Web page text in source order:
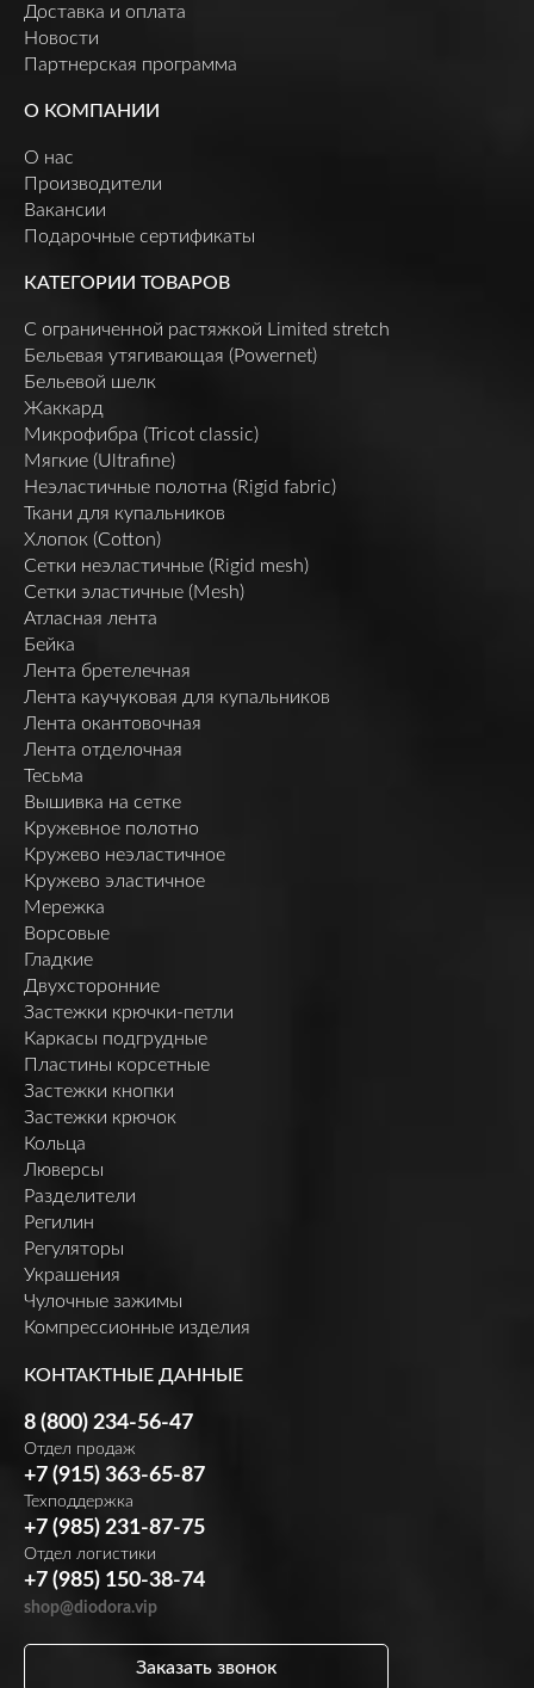
Доставка и оплата
Новости
Партнерская программа
О КОМПАНИИ
О нас
Производители
Вакансии
Подарочные сертификаты
КАТЕГОРИИ ТОВАРОВ
C ограниченной растяжкой Limited stretch
Бельевая утягивающая (Powernet)
Бельевой шелк
Жаккард
Микрофибра (Tricot classic)
Мягкие (Ultrafine)
Неэластичные полотна (Rigid fabric)
Ткани для купальников
Хлопок (Cotton)
Сетки неэластичные (Rigid mesh)
Сетки эластичные (Mesh)
Атласная лента
Бейка
Лента бретелечная
Лента каучуковая для купальников
Лента окантовочная
Лента отделочная
Тесьма
Вышивка на сетке
Кружевное полотно
Кружево неэластичное
Кружево эластичное
Мережка
Ворсовые
Гладкие
Двухсторонние
Застежки крючки-петли
Каркасы подгрудные
Пластины корсетные
Застежки кнопки
Застежки крючок
Кольца
Люверсы
Разделители
Регилин
Регуляторы
Украшения
Чулочные зажимы
Компрессионные изделия
КОНТАКТНЫЕ ДАННЫЕ
8 (800) 234-56-47
Отдел продаж
+7 (915) 363-65-87
Техподдержка
+7 (985) 231-87-75
Отдел логистики
+7 (985) 150-38-74
shop@diodora.vip
Заказать звонок